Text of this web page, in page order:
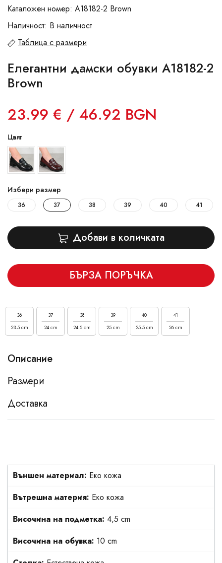
Каталожен номер: A18182-2 Brown
Наличност: В наличност
Таблица с размери
Елегантни дамски обувки A18182-2
Brown
23.99 € / 46.92 BGN
Цвят
Избери размер
36 37 38 39 40 41
Добави в количката
БЪРЗА ПОРЪЧКА
36
23.5 cm
37
24 cm
38
24.5 cm
39
25 cm
40
25.5 cm
41
26 cm
Описание
Размери
Доставка
Външен материал: Еко кожа
Вътрешна материя: Еко кожа
Височина на подметка: 4,5 cm
Височина на обувка: 10 cm